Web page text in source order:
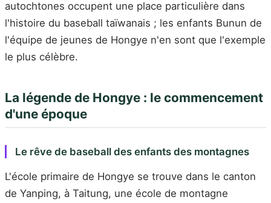
autochtones occupent une place particulière dans
l'histoire du baseball taïwanais ; les enfants Bunun de
l'équipe de jeunes de Hongye n'en sont que l'exemple
le plus célèbre.
La légende de Hongye : le commencement
d'une époque
Le rêve de baseball des enfants des montagnes
L'école primaire de Hongye se trouve dans le canton
de Yanping, à Taitung, une école de montagne